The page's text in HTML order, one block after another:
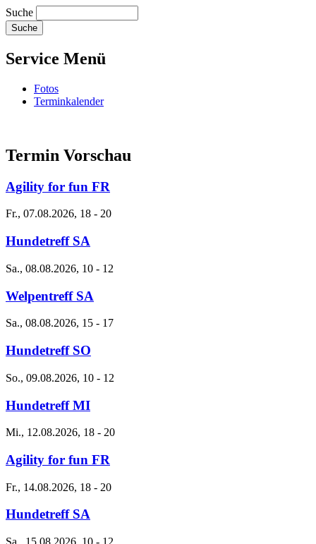
Suche
Service Menü
Fotos
Terminkalender
Termin Vorschau
Agility for fun FR
Fr., 07.08.2026, 18 - 20
Hundetreff SA
Sa., 08.08.2026, 10 - 12
Welpentreff SA
Sa., 08.08.2026, 15 - 17
Hundetreff SO
So., 09.08.2026, 10 - 12
Hundetreff MI
Mi., 12.08.2026, 18 - 20
Agility for fun FR
Fr., 14.08.2026, 18 - 20
Hundetreff SA
Sa., 15.08.2026, 10 - 12